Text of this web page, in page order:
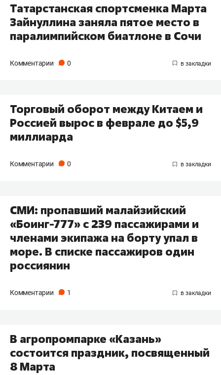
Татарстанская спортсменка Марта
Зайнуллина заняла пятое место в
паралимпийском биатлоне в Сочи
Комментарии 0
Торговый оборот между Китаем и
Россией вырос в феврале до $5,9
миллиарда
Комментарии 0
СМИ: пропавший малайзийский
«Боинг-777» с 239 пассажирами и
членами экипажа на борту упал в
море. В списке пассажиров один
россиянин
Комментарии 1
В агропромпарке «Казань»
состоится праздник, посвященный
8 Марта